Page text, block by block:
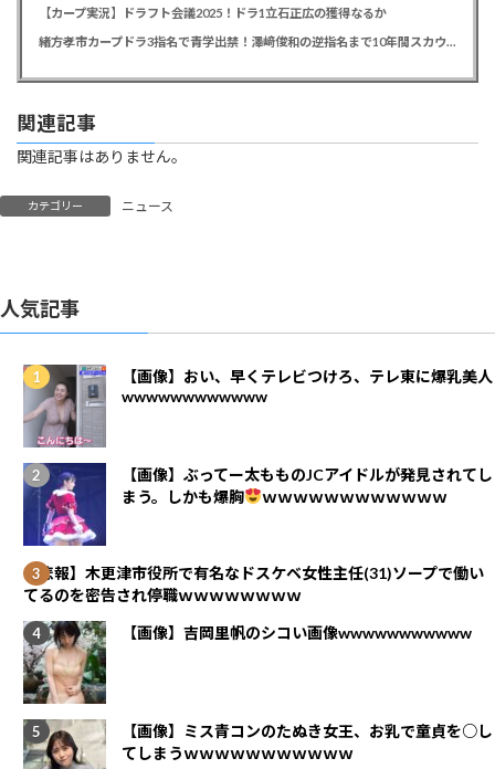
【カープ実況】ドラフト会議2025！ドラ1立石正広の獲得なるか
緒方孝市カープドラ3指名で青学出禁！澤﨑俊和の逆指名まで10年間スカウト出禁
関連記事
関連記事はありません。
カテゴリー ニュース
人気記事
【画像】おい、早くテレビつけろ、テレ東に爆乳美人
wwwwwwwwwwww
【画像】ぶってー太もものJCアイドルが発見されてし
まう。しかも爆胸
ｗｗｗｗｗｗｗｗｗｗｗｗ
【悲報】木更津市役所で有名なドスケベ女性主任(31)ソープで働い
てるのを密告され停職ｗｗｗｗｗｗｗｗ
【画像】吉岡里帆のシコい画像wwwwwwwwwww
【画像】ミス青コンのたぬき女王、お乳で童貞を○し
てしまうｗｗｗｗｗｗｗｗｗｗｗ